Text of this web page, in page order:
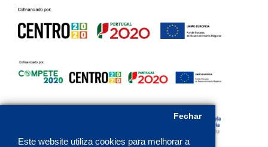
Este website utiliza cookies para melhorar a
Fechar